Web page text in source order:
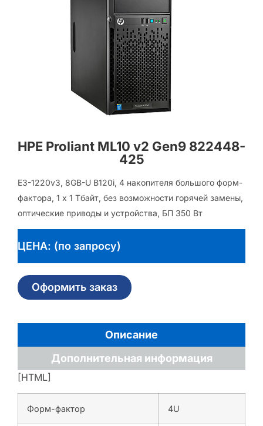
HPE Proliant ML10 v2 Gen9 822448-
425
E3-1220v3, 8GB-U B120i, 4 накопителя большого форм-
фактора, 1 x 1 Тбайт, без возможности горячей замены,
оптические приводы и устройства, БП 350 Вт
ЦЕНА: (по запросу)
Оформить заказ
Описание
Дополнительная информация
[HTML]
Форм-фактор 4U